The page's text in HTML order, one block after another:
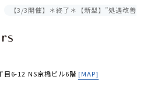
【3/3開催】＊終了＊【新型】”処遇改善加
目6-12 NS京橋ビル6階 [MAP]